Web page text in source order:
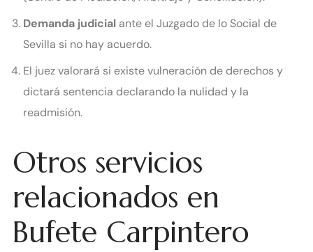
Demanda judicial ante el Juzgado de lo Social de
Sevilla si no hay acuerdo.
El juez valorará si existe vulneración de derechos y
dictará sentencia declarando la nulidad y la
readmisión.
Otros servicios
relacionados en
Bufete Carpintero